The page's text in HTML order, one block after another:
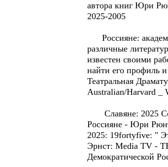
автора книг Юри
2025-2005
Россиянe:
различные
известен своими
найти его профиль
Театральная
Australian/Harvard
Славянe: 2025
Россиянe - Юри
2025: 19fortyfive: "
Эрнст: Media TV -
Демократической